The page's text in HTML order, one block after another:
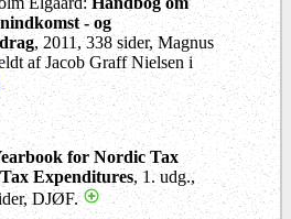
- og
, 2011, 338 sider, Magnus
af Jacob Graff Nielsen i
for Nordic Tax
Expenditures, 1. udg.,
DJØF.